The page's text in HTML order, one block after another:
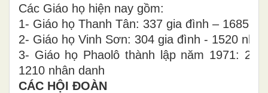
Các Giáo họ hiện nay gồm:
1- Giáo họ Thanh Tân: 337 gia đình – 1685
2- Giáo họ Vinh Sơn: 304 gia đình - 1520
3- Giáo họ Phaolô thành lập năm 1971:
1210 nhân danh
CÁC HỘI ĐOÀN